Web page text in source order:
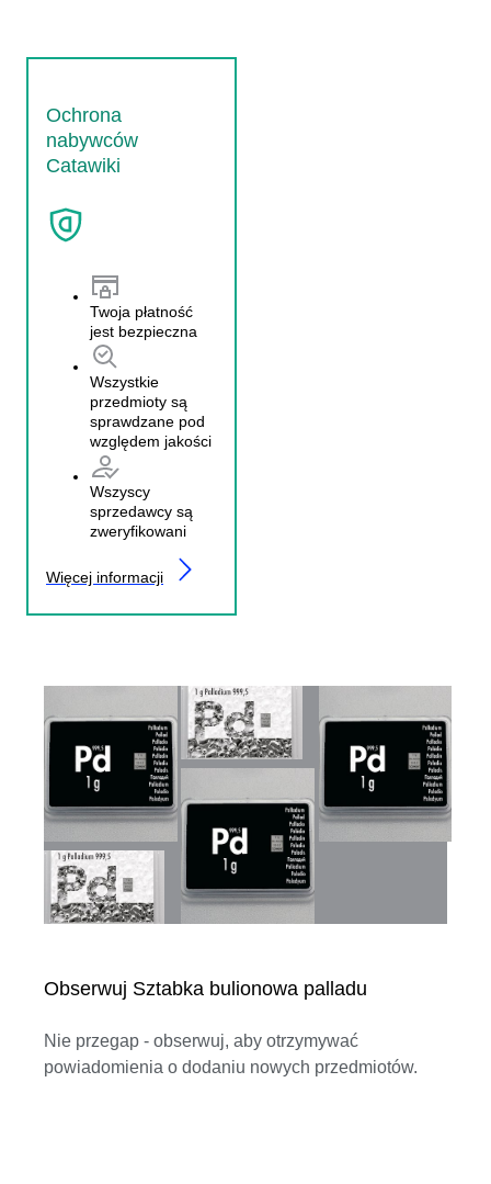
Ochrona
nabywców
Catawiki
Twoja płatność
jest bezpieczna
Wszystkie
przedmioty są
sprawdzane pod
względem jakości
Wszyscy
sprzedawcy są
zweryfikowani
Więcej informacji
Obserwuj Sztabka bulionowa palladu
Nie przegap - obserwuj, aby otrzymywać
powiadomienia o dodaniu nowych przedmiotów.